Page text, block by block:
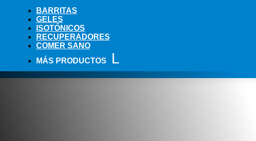
BARRITAS
GELES
ISOTÓNICOS
RECUPERADORES
COMER SANO
MÁS PRODUCTOS